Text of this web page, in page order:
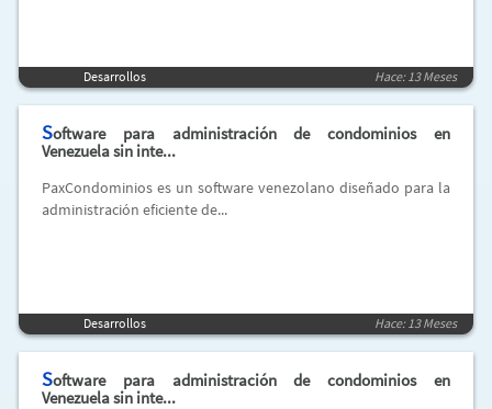
Desarrollos Hace: 13 Meses
Software para administración de condominios en
Venezuela sin inte...
PaxCondominios es un software venezolano diseñado para la
administración eficiente de...
Desarrollos Hace: 13 Meses
Software para administración de condominios en
Venezuela sin inte...